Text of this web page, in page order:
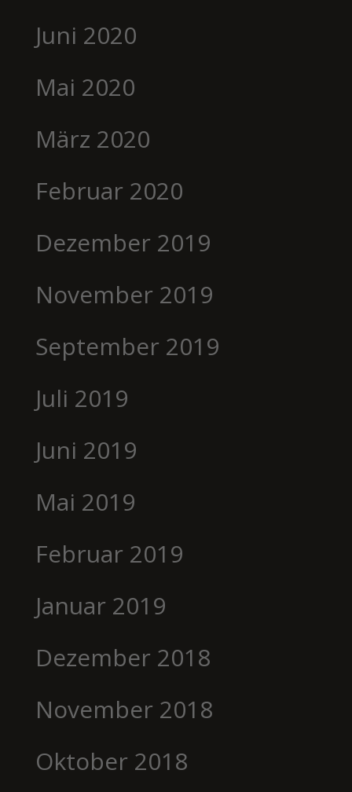
Juni 2020
Mai 2020
März 2020
Februar 2020
Dezember 2019
November 2019
September 2019
Juli 2019
Juni 2019
Mai 2019
Februar 2019
Januar 2019
Dezember 2018
November 2018
Oktober 2018